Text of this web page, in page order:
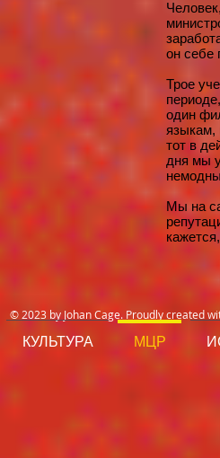
он себе
Трое
один
языкам,
тот в
дня мы
Мы на
© 2023 by Johan Cage. Proudly created
КУЛЬТУРА МЦР